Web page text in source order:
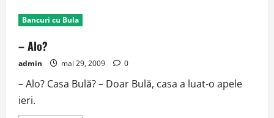
Bancuri cu Bula
– Alo?
admin mai 29, 2009 0
– Alo? Casa Bulă? – Doar Bulă, casa a luat-o apele
ieri.